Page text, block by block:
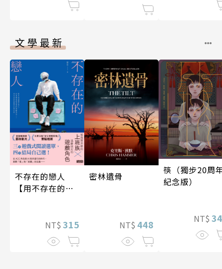
文學最新
不存在的戀人
【用不存在的
NT$ 315
密林遺骨
NT$ 448
筷（獨步20周
紀念版）
NT$